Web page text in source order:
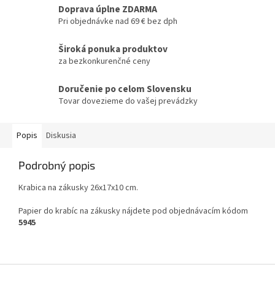
Doprava úplne ZDARMA
Pri objednávke nad 69 € bez dph
Široká ponuka produktov
za bezkonkurenčné ceny
Doručenie po celom Slovensku
Tovar dovezieme do vašej prevádzky
Popis Diskusia
Podrobný popis
Krabica na zákusky 26x17x10 cm.
Papier do krabíc na zákusky nájdete pod objednávacím kódom
5945